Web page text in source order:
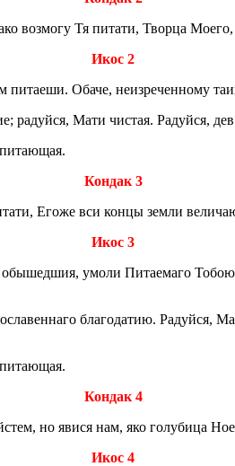
воз­мо­гу Тя пи­та­ти, Твор­ца
Икос 2
Обаче, неиз­ре­чен­но­му
ра­дуй­ся, Мати чи­стая. Ра­дуй­ся,
Кондак 3
Егоже вси концы земли
Икос 3
умоли Пи­та­е­ма­го
бла­го­да­тию. Ра­дуй­ся,
Кондак 4
но явися нам, яко го­лу­би­ца
Икос 4